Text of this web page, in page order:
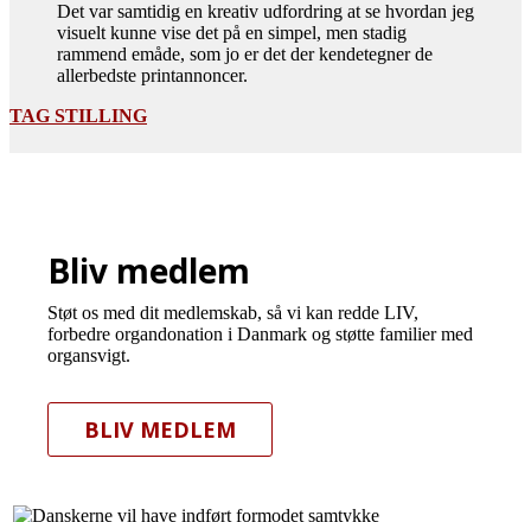
Det var samtidig en kreativ udfordring at se hvordan jeg
visuelt kunne vise det på en simpel, men stadig
rammend emåde, som jo er det der kendetegner de
allerbedste printannoncer.
TAG STILLING
Bliv medlem
Støt os med dit medlemskab, så vi kan redde LIV,
forbedre organdonation i Danmark og støtte familier med
organsvigt.
BLIV MEDLEM